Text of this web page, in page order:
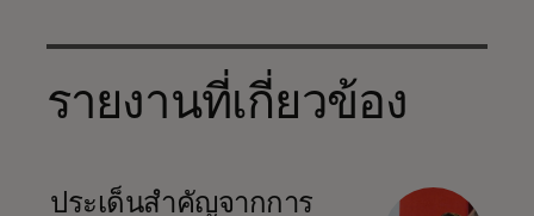
รายงานที่เกี่ยวข้อง
ประเด็นสำคัญจากการ